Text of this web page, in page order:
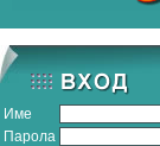
Име
Парола